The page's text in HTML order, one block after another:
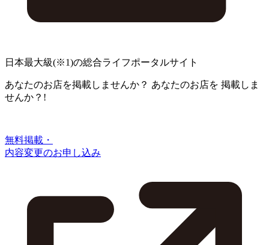
日本最大級(※1)の総合ライフポータルサイト
あなたのお店を掲載しませんか？ あなたのお店を 掲載しま
せんか？!
無料掲載・
内容変更のお申し込み